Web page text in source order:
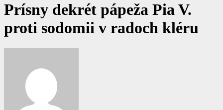
Prísny dekrét pápeža Pia V.
proti sodomii v radoch kléru